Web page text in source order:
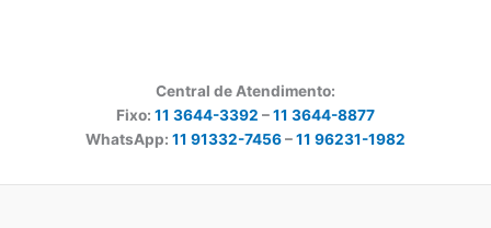
Central de Atendimento:
Fixo: 11 3644-3392 –11 3644-8877
WhatsApp: 11 91332-7456–11 96231-1982